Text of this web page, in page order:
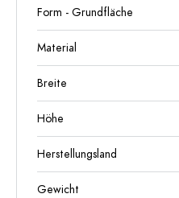
Form - Grundfläche
Material
Breite
Höhe
Herstellungsland
Gewicht